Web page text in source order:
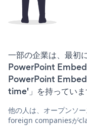
一部の企業は、最初
PowerPoint
PowerPoint Embed
time'」を持っていま
他の人は、オープンソ
foreign companiesが